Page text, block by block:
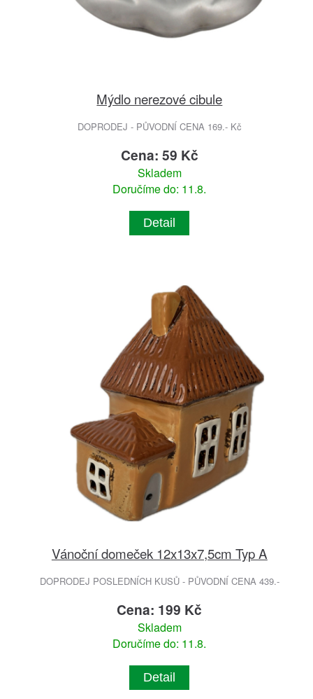
Mýdlo nerezové cibule
DOPRODEJ - PŮVODNÍ CENA 169.- Kč
Cena: 59 Kč
Skladem
Doručíme do: 11.8.
Detail
Vánoční domeček 12x13x7,5cm Typ A
DOPRODEJ POSLEDNÍCH KUSŮ - PŮVODNÍ CENA 439.-
Cena: 199 Kč
Skladem
Doručíme do: 11.8.
Detail